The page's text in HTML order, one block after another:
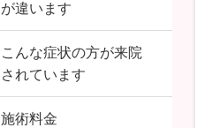
が違います
こんな症状の方が来院
されています
施術料金